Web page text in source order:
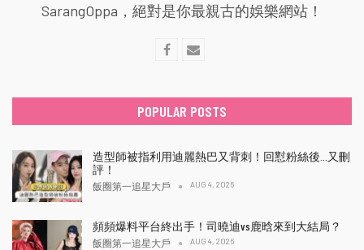
SarangOppa，絕對是你最親古的娛樂網站！
POPULAR POSTS
造型師被指利用迪麗熱巴又背刺！回懟粉絲後…又刪
評！
飯圈第一追星大戶 AUG 4, 2026
頻頻爆料平台終出手！司曉迪vs鹿晗來到大結局？
飯圈第一追星大戶 AUG 4, 2026